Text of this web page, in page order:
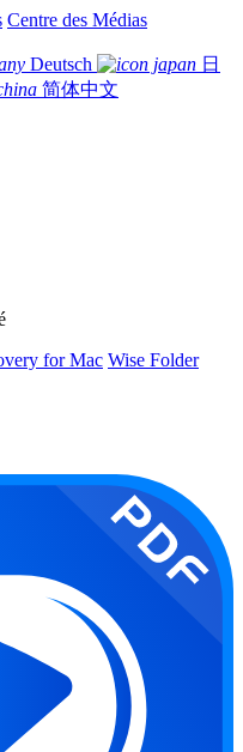
Centre des Médias
Deutsch
日
简体中文
for Mac Wise Folder